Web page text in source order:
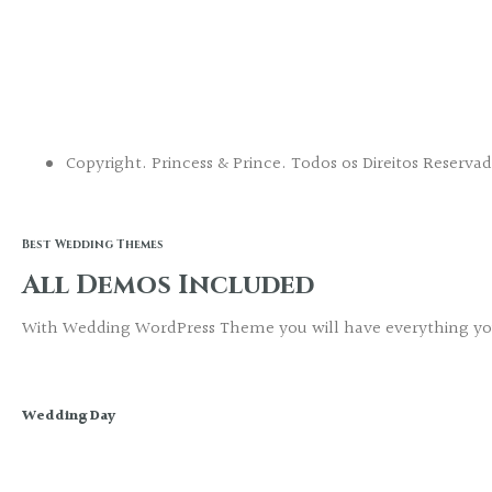
30
32
33
34
36
Copyright. Princess & Prince. Todos os Direitos
Best Wedding Themes
All Demos Included
With Wedding WordPress Theme you will have everything
Wedding Day